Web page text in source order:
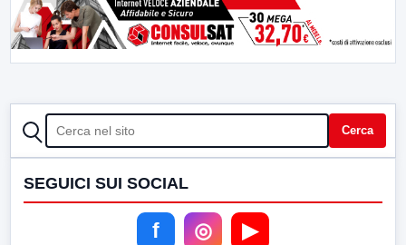
CERCA Cerca
SEGUICI SUI SOCIAL
f ◎ ▶